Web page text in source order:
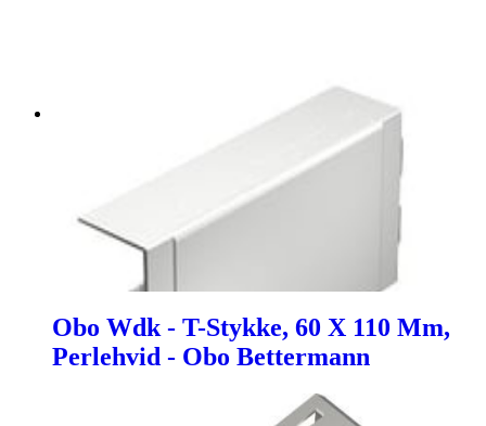
Obo Wdk - T-Stykke, 60 X 110 Mm,
Perlehvid - Obo Bettermann